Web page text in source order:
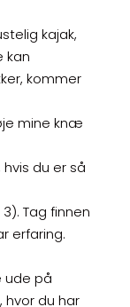
kajak,
kan
kommer
mine knæ
du er så
Tag finnen
erfaring.
ude på
du har